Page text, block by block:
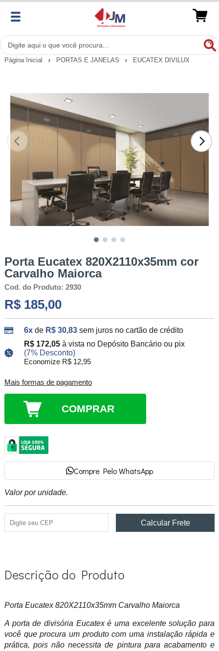
Página Inicial PORTAS E JANELAS EUCATEX DIVILUX
Porta Eucatex 820X2110x35mm cor
Carvalho Maiorca
Cod. do Produto: 2930
R$ 185,00
6xde R$ 30,83 sem juros no cartão de crédito
R$ 172,05 à vista no Depósito Bancário ou pix
(7% Desconto)
Economize R$ 12,95
Mais formas de pagamento
COMPRAR
Compre Pelo WhatsApp
Valor por unidade.
Descrição do Produto
Porta Eucatex 820X2110x35mm Carvalho Maiorca
A porta de divisória Eucatex é uma excelente solução para
você que procura um produto com uma instalação rápida e
prática, pois não necessita de pintura para acabamento e